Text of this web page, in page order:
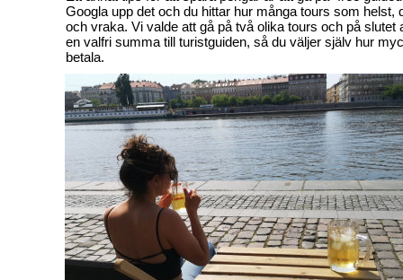
Googla upp det och du hittar hur många tours som helst,
och vraka. Vi valde att gå på två olika tours och på slutet
en valfri summa till turistguiden, så du väljer själv hur
betala.